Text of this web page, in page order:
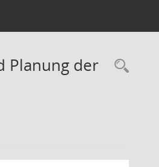
Planung der